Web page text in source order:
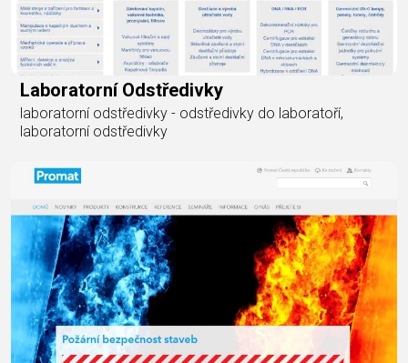
Laboratorní Odstředivky
laboratorní odstředivky - odstředivky do laboratoří,
laboratorní odstředivky